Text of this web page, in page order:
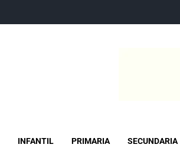
INFANTIL PRIMARIA SECUNDARIA